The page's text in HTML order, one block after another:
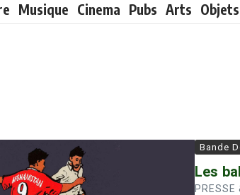
Musique Cinema Pubs Arts Objets
Bande
Les